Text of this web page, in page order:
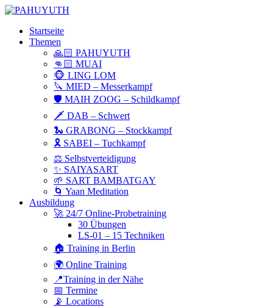
Startseite
Themen
🙏🏻 PAHUYUTH
👊🏻 MUAI
🐵 LING LOM
🔪 MIED – Messerkampf
🛡 MAIH ZOOG – Schildkampf
🗡 DAB – Schwert
🐍 GRABONG – Stockkampf
🎗 SABEI – Tuchkampf
⚖️ Selbstverteidigung
✨ SAIYASART
🌱 SART BAMBATGAY
🌀 Yaan Meditation
Ausbildung
🚀 24/7 Online-Probetraining
30 Übungen
LS-01 – 15 Techniken
🏠 Training in Berlin
🌍 Online Training
📍Training in der Nähe
📅 Termine
📡 Locations